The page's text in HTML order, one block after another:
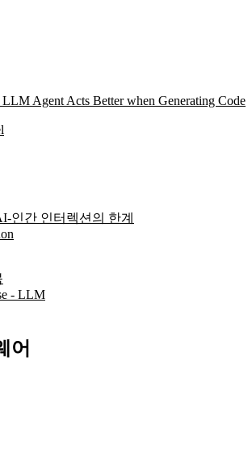
Agent Acts Better when Generating Code
인간 인터렉션의 한계
- LLM
어